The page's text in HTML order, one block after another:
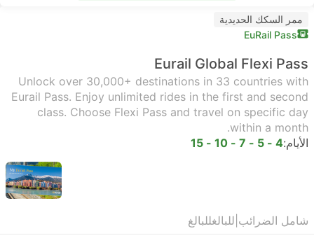
ممر السكك الحديدية
EuRail Pass
Eurail Global Flexi Pass
Unlock over 30,000+ destinations in 33 countries with
Eurail Pass. Enjoy unlimited rides in the first and second
class. Choose Flexi Pass and travel on specific day
within a month.
الأيام:4 - 5 - 7 - 10 - 15
شامل الضرائب للبالغللبالغ